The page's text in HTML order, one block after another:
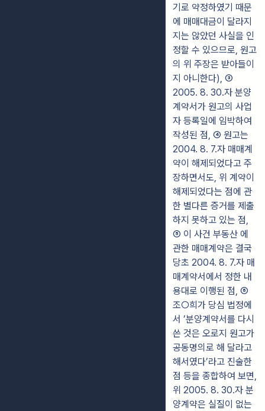
기로 약정하였기 때문
에 매매대금이 달라지
지는 않았던 사실을 인
정할 수 있으므로, 원고
의 위 주장은 받아들이
지 아니한다), ③
2005. 8. 30.자 분양
계약서가 원고의 사업
자 등록일에 임박하여
작성된 점, ④ 원고는
2004. 8. 7.자 매매계
약이 해제되었다고 주
장하면서도, 위 계약이
해제되었다는 점에 관
한 별다른 증거를 제출
하지 못하고 있는 점,
⑤ 이 사건 부동산 에
관한 매매계약은 결국
당초 2004. 8. 7.자 매
매계약서에서 정한 내
용대로 이행된 점, ⑥
조○희가 당심 법정에
서 ’분양계약서를 다시
쓴 것은 오로지 원고가
공동명의로 해 달라고
해서였다’라고 진술한
점 등을 종합하여 보면,
위 2005. 8. 30.자 분
양계약은 실질이 없는